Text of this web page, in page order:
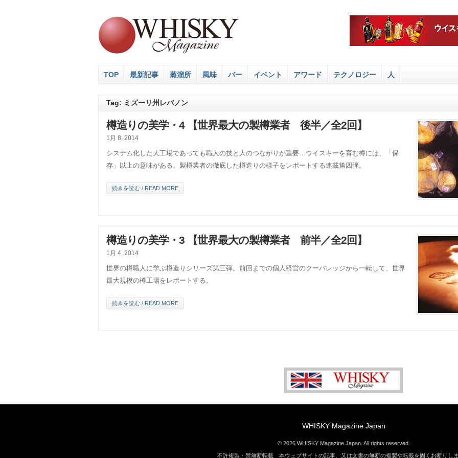
TOP 最新記事 蒸溜所 風味 バー イベント アワード テクノロジー 人
Tag: ミズーリ州レバノン
樽造りの美学・4 【世界最大の製樽業者 後半／全2回】
1月 8, 2014
システム化した大工場であっても職人の技と人のつながりが重要…ウイスキーを育む樽には、「保
存」以上の意味がある。製樽業者の徹底した樽造りの様子をレポートする連載第四弾。
続きを読む / READ MORE
樽造りの美学・3 【世界最大の製樽業者 前半／全2回】
1月 4, 2014
世界の樽職人に学ぶ樽造りシリーズ第三弾。前回までの個人経営のクーパレッジから一転して、世界
最大規模の樽工場をレポートする。
続きを読む / READ MORE
WHISKY Magazine Japan
© 2026 WHISKY Magazine Japan. All rights reserved.
不許複製・禁無断転載 本ウェブサイトの記事、又は文書の無断の複製や転載を固くお断りし